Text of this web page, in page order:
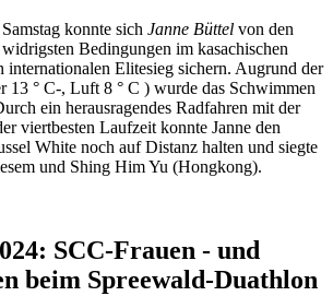
konnte sich Janne Büttel von den
Bedingungen im kasachischen
internationalen Elitesieg sichern. Augrund der
13 ° C-, Luft 8 ° C ) wurde das Schwimmen
ein herausragendes Radfahren mit der
viertbesten Laufzeit konnte Janne den
White noch auf Distanz halten und siegte
und Shing Him Yu (Hongkong).
SCC-Frauen - und
beim Spreewald-Duathlon